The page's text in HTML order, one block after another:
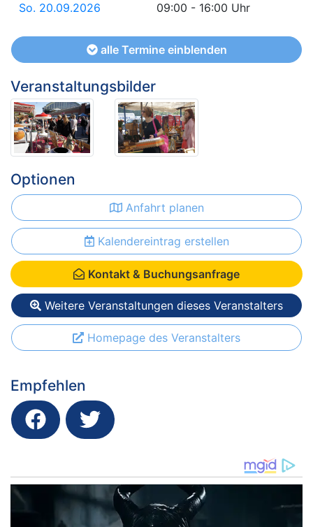
So. 20.09.2026 09:00 - 16:00 Uhr
alle Termine einblenden
Veranstaltungsbilder
Optionen
Anfahrt planen
Kalendereintrag erstellen
Kontakt & Buchungsanfrage
Weitere Veranstaltungen dieses Veranstalters
Homepage des Veranstalters
Empfehlen